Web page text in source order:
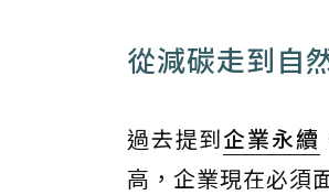
從減碳走到自
過去提到企業永續
高，企業現在必須